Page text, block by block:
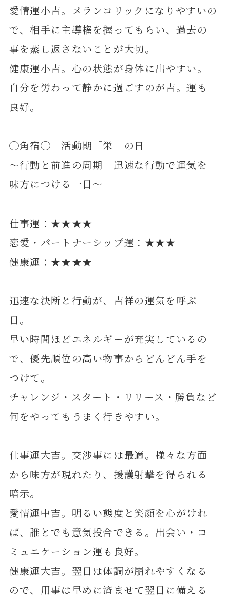
愛情運小吉。メランコリックになりやすいの
で、相手に主導権を握ってもらい、過去の
事を蒸し返さないことが大切。
健康運小吉。心の状態が身体に出やすい。
自分を労わって静かに過ごすのが吉。運も
良好。
◯角宿◯ 活動期「栄」の日
～行動と前進の周期 迅速な行動で運気を
味方につける一日～
仕事運：★★★★
恋愛・パートナーシップ運：★★★
健康運：★★★★
迅速な決断と行動が、吉祥の運気を呼ぶ
日。
早い時間ほどエネルギーが充実しているの
で、優先順位の高い物事からどんどん手を
つけて。
チャレンジ・スタート・リリース・勝負など
何をやってもうまく行きやすい。
仕事運大吉。交渉事には最適。様々な方面
から味方が現れたり、援護射撃を得られる
暗示。
愛情運中吉。明るい態度と笑顔を心がけれ
ば、誰とでも意気投合できる。出会い・コ
ミュニケーション運も良好。
健康運大吉。翌日は体調が崩れやすくなる
ので、用事は早めに済ませて翌日に備える